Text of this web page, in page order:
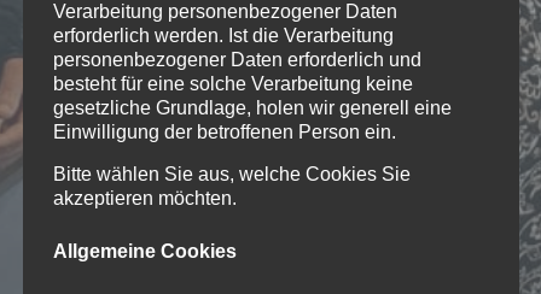
Verarbeitung personenbezogener Daten
erforderlich werden. Ist die Verarbeitung
personenbezogener Daten erforderlich und
besteht für eine solche Verarbeitung keine
gesetzliche Grundlage, holen wir generell eine
Einwilligung der betroffenen Person ein.
Bitte wählen Sie aus, welche Cookies Sie
akzeptieren möchten.
Allgemeine Cookies